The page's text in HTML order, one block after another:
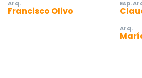
Arq.
Francisco Olivo
Esp.
Arq.